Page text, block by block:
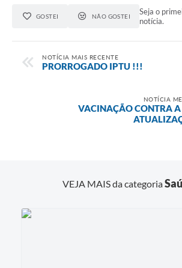
GOSTEI NÃO GOSTEI
Seja o
notícia.
NOTÍCIA MAIS RECENTE
PRORROGADO IPTU !!!
NOTÍCIA
VACINAÇÃO CONTRA
VEJA MAIS da categoria